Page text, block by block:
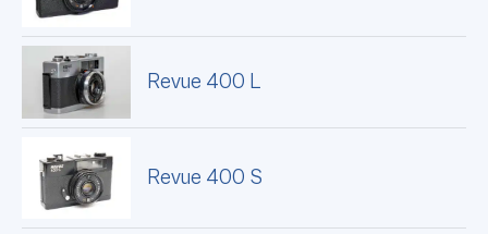
Revue 400 L
Revue 400 S